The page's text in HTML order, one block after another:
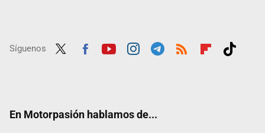
Síguenos
En Motorpasión hablamos de...